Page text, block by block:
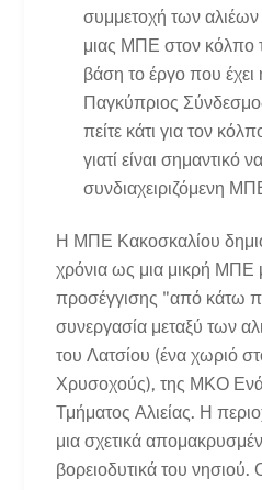
συμμετοχή των αλιέων
μιας ΜΠΕ στον κόλπο
βάση το έργο που έχει
Παγκύπριος
πείτε κάτι για τον
γιατί είναι σημαντικό
συνδιαχειριζόμενη
Η ΜΠΕ Κακοσκαλίου
χρόνια ως μια μικρή ΜΠΕ
προσέγγισης "από κάτω
συνεργασία μεταξύ των
του Λατσίου (ένα χωριό
Χρυσοχούς), της ΜΚΟ
Τμήματος Αλιείας. Η
μια σχετικά
βορειοδυτικά του